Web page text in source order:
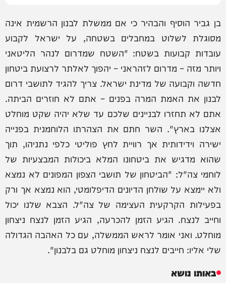
בן גביר הוסיף והבהיר כי אם ממשלת לבנון הרשמית אינה
מסוגלת לשלוט במחבלים בשטחה, על ישראל לקבוע
עובדות קבועות בשטח: "השטח שמדרום לנהר הליטאני
ויותר מזה – מדרום לזהראני – יהפוך לאלתר לרצועת ביטחון
חדשה וקבועה של מדינת ישראל. צריך להגיד לתושבי דרום
לבנון את האמת המרה בפנים – אתם לא חוזרים הביתה.
אתם לא תחזרו לבניינים שלכם עד שלא יהיה שקט מוחלט
אצלנו בארץ". השר חתם את הצהרתו הלוחמנית בפנייה
ישירה וידידותית אך רוויית לחץ פוליטי כלפי נתניהו, תוך
שהוא מדגיש את ביטחונו המלא ביכולות המבצעיות של
לוחמי צה"ל: "הביטחון של תושבי הצפון המפונים לא נמצא
ולא יימצא על שולחן הדיונים הדיפלומטי, הוא נמצא אך ורק
בפעילות הקרקעית העצימה של צה"ל. הצבא שלנו יכול
וחייב לנצח. הגיע הזמן להכרעה, הגיע הזמן לנצח ניצחון
מוחלט. ואני אומר לראש הממשלה, עם כל האהבה הגדולה
שלי אליו: חייבים לנצח ניצחון מוחלט גם בלבנון".
באותו נושא